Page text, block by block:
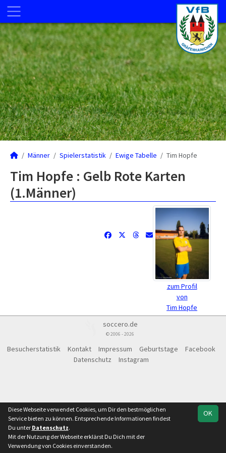
Männer Spielerstatistik Ewige Tabelle Tim Hopfe
Tim Hopfe : Gelb Rote Karten
(1.Männer)
zum Profil
von
Tim Hopfe
soccero.de
© 2006 - 2026
Besucherstatistik Kontakt Impressum Geburtstage
Facebook
Datenschutz
Instagram
OK
Diese Webseite verwendet Cookies, um Dir den bestmöglichen
Service bieten zu können. Entsprechende Informationen findest
Du unter Datenschutz.
Mit der Nutzung der Webseite erklärst Du Dich mit der
Verwendung von Cookies einverstanden.